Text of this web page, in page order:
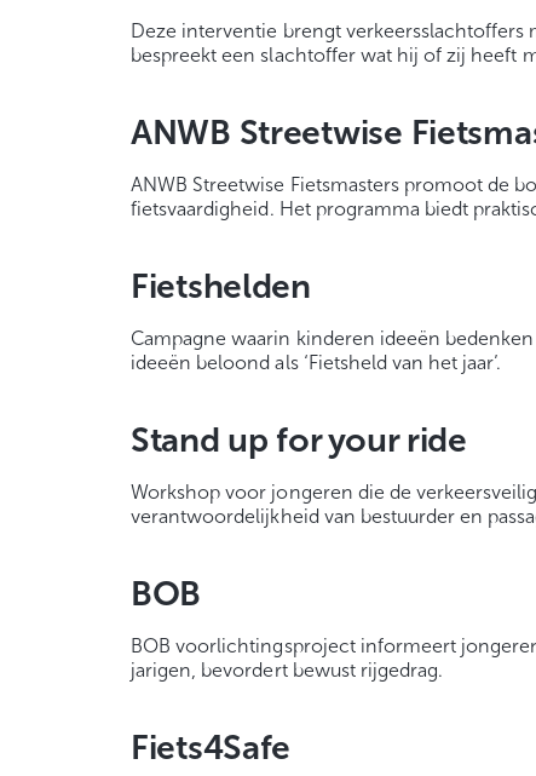
Deze interventie brengt
bespreekt een slachtoffer wat hij of zij heeft
ANWB Streetwise
ANWB Streetwise Fietsmasters promoot de
fietsvaardigheid. Het programma biedt
Fietshelden
Campagne waarin kinderen ideeën
ideeën beloond als ‘Fietsheld van het jaar’.
Stand up for your ride
Workshop voor jongeren die de
verantwoordelijkheid van bestuurder en
BOB
BOB voorlichtingsproject informeert
jarigen, bevordert bewust rijgedrag.
Fiets4Safe